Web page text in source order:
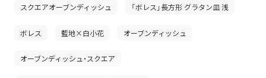
スクエアオーブンディッシュ 「ボレス」長方形 グラタン皿 浅
ボレス 藍地×白小花 オーブンディッシュ
オーブンディッシュ・スクエア